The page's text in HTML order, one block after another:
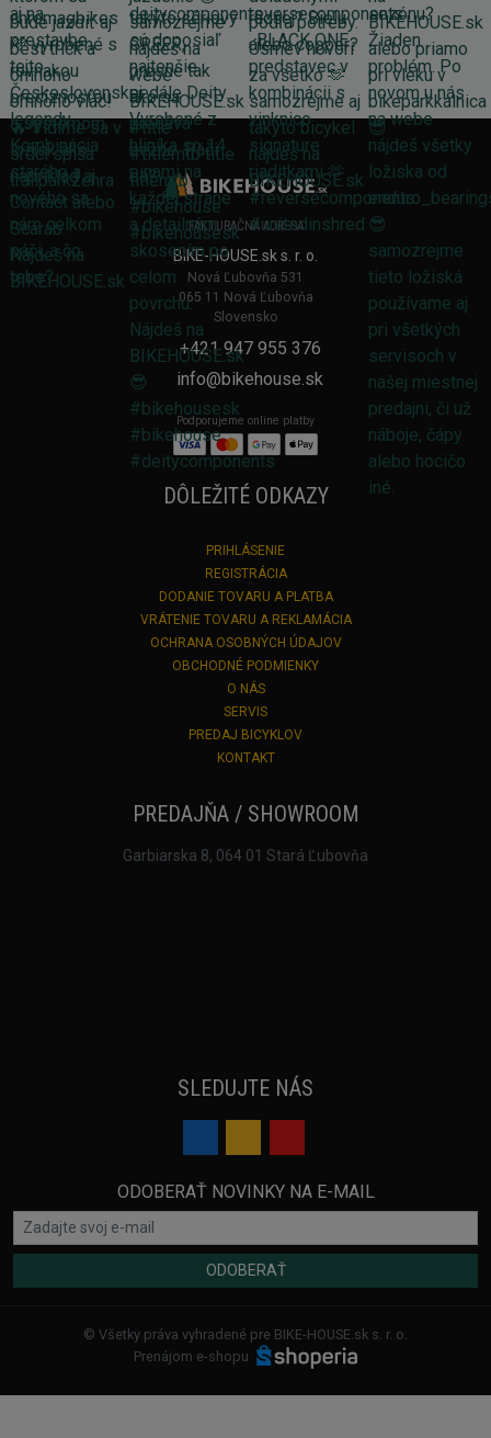
FAKTURAČNÁ ADRESA
BIKE-HOUSE.sk s. r. o.
Nová Ľubovňa 531
065 11 Nová Ľubovňa
Slovensko
+421 947 955 376
info@bikehouse.sk
Podporujeme online platby
DÔLEŽITÉ ODKAZY
PRIHLÁSENIE
REGISTRÁCIA
DODANIE TOVARU A PLATBA
VRÁTENIE TOVARU A REKLAMÁCIA
OCHRANA OSOBNÝCH ÚDAJOV
OBCHODNÉ PODMIENKY
O NÁS
SERVIS
PREDAJ BICYKLOV
KONTAKT
PREDAJŇA / SHOWROOM
Garbiarska 8, 064 01 Stará Ľubovňa
SLEDUJTE NÁS
ODOBERAŤ NOVINKY NA E-MAIL
ODOBERAŤ
© Všetky práva vyhradené pre BIKE-HOUSE.sk s. r. o.
Prenájom e-shopu